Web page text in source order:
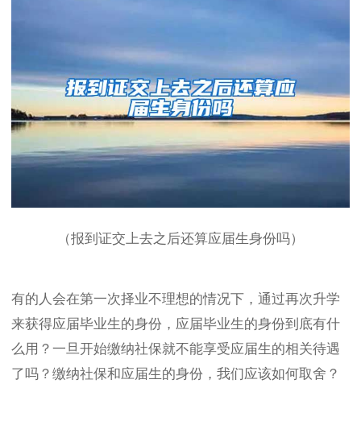
（报到证交上去之后还算应届生身份吗）
有的人会在第一次择业不理想的情况下，通过再次升学
来获得应届毕业生的身份，应届毕业生的身份到底有什
么用？一旦开始缴纳社保就不能享受应届生的相关待遇
了吗？缴纳社保和应届生的身份，我们应该如何取舍？